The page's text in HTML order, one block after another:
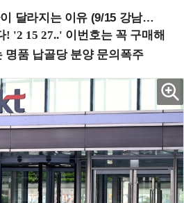
달라지는 이유 (9/15 강남역)